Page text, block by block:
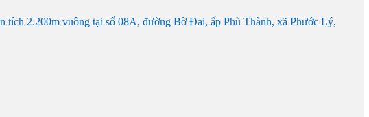
2.200m vuông tại số 08A, đường Bờ Đai, ấp Phù Thành, xã Phước Lý,